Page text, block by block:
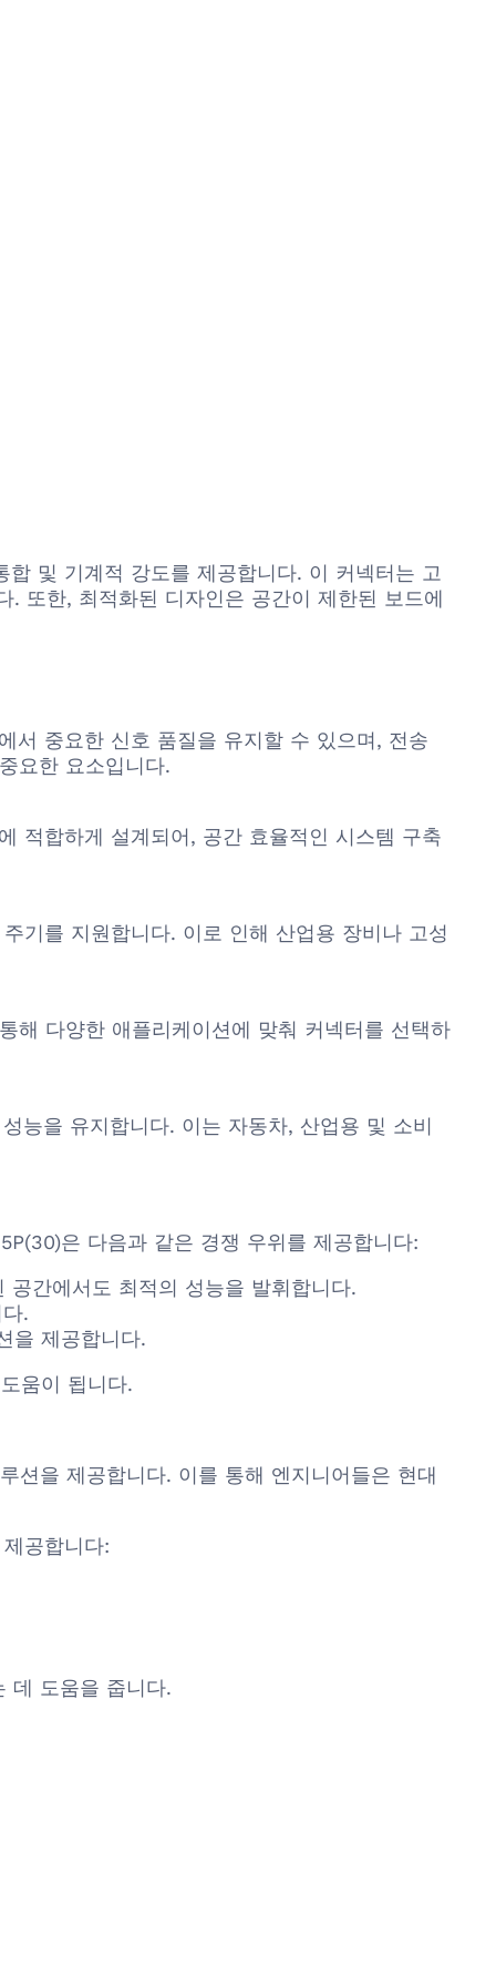
및 기계적 강도를 제공합니다. 이 커넥터는 고
또한, 최적화된 디자인은 공간이 제한된 보드에
서 중요한 신호 품질을 유지할 수 있으며, 전송
요한 요소입니다.
적합하게 설계되어, 공간 효율적인 시스템 구축
기를 지원합니다. 이로 인해 산업용 장비나 고성
해 다양한 애플리케이션에 맞춰 커넥터를 선택하
능을 유지합니다. 이는 자동차, 산업용 및 소비
은 다음과 같은 경쟁 우위를 제공합니다:
간에서도 최적의 성능을 발휘합니다.
.
을 제공합니다.
움이 됩니다.
션을 제공합니다. 이를 통해 엔지니어들은 현대
공합니다:
데 도움을 줍니다.